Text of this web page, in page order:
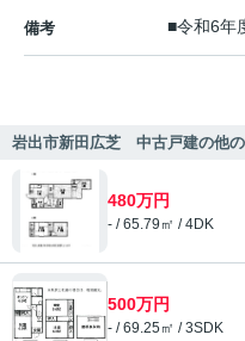
備考 ■令和6年
岩出市新田広芝 中古戸建の他
480万円
- / 65.79㎡ / 4DK
500万円
- / 69.25㎡ / 3SDK